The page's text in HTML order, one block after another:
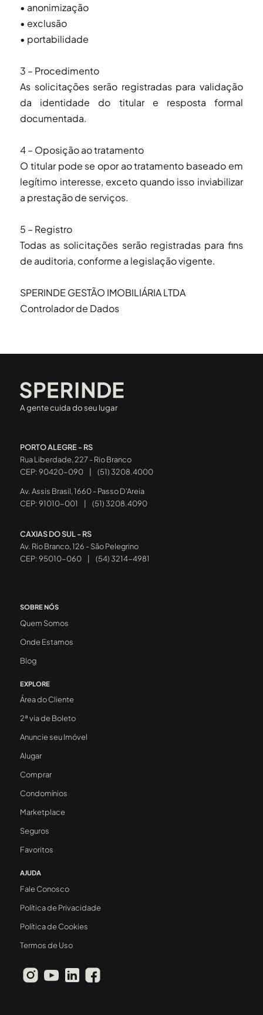
• anonimização
• exclusão
• portabilidade
3 – Procedimento
As solicitações serão registradas para validação
da identidade do titular e resposta formal
documentada.
4 – Oposição ao tratamento
O titular pode se opor ao tratamento baseado em
legítimo interesse, exceto quando isso inviabilizar
a prestação de serviços.
5 – Registro
Todas as solicitações serão registradas para fins
de auditoria, conforme a legislação vigente.
SPERINDE GESTÃO IMOBILIÁRIA LTDA
Controlador de Dados
A gente cuida do seu lugar
PORTO ALEGRE - RS
Rua Liberdade, 227 - Rio Branco
CEP: 90420-090
| (51) 3208.4000
Av. Assis Brasil, 1660 - Passo D’Areia
CEP: 91010-001
(51) 3208.4090
CAXIAS DO SUL - RS
Av. Rio Branco, 126 - São Pelegrino
CEP: 95010-060
(54) 3214-4981
SOBRE NÓS
Quem Somos
Onde Estamos
Blog
EXPLORE
Área do Cliente
2ª via de Boleto
Anuncie seu Imóvel
Alugar
Comprar
Condomínios
Marketplace
Seguros
Favoritos
AJUDA
Fale Conosco
Política de Privacidade
Política de Cookies
Termos de Uso